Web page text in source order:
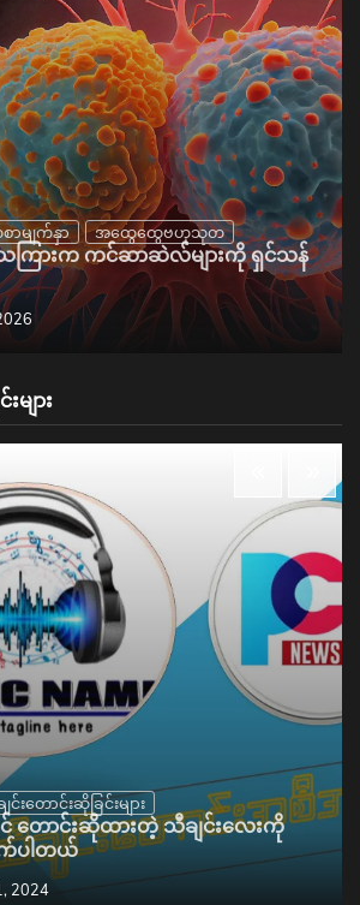
ာမျက်နှာ အထွေထွေဗဟုသုတ
ြားက ကင်ဆာဆဲလ်များကို ရှင်သန်
များ
င်းတောင်းဆိုခြင်းများ
တောင်းဆိုထားတဲ့ သီချင်းလေးကို
ပါတယ်
2024